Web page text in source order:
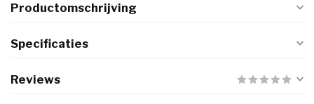
Productomschrijving
Specificaties
Reviews